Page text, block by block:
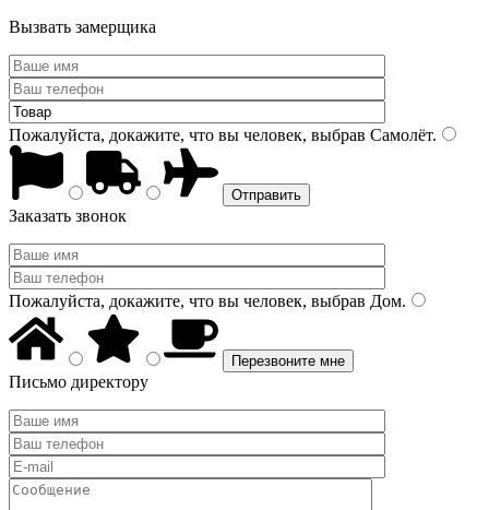
Вызвать замерщика
Пожалуйста, докажите, что вы человек, выбрав Самолёт.
Заказать звонок
Пожалуйста, докажите, что вы человек, выбрав Дом.
Письмо директору